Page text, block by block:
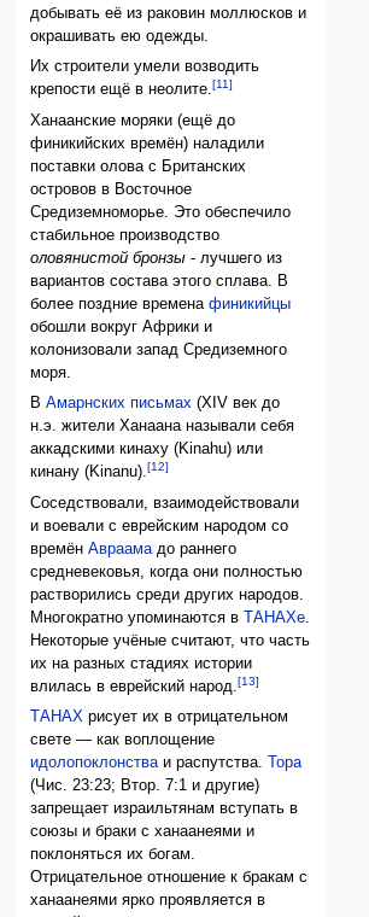
добывать её из раковин моллюсков и
окрашивать ею одежды.
Их строители умели возводить
крепости ещё в неолите.[11]
Ханаанские моряки (ещё до
финикийских времён) наладили
поставки олова с Британских
островов в Восточное
Средиземноморье. Это обеспечило
стабильное производство
оловянистой бронзы - лучшего из
вариантов состава этого сплава. В
более поздние временафиникийцы
обошли вокруг Африки и
колонизовали запад Средиземного
моря.
ВАмарнских письмах (XIV век до
н.э. жители Ханаана называли себя
аккадскими кинаху (Kinahu) или
кинану (Kinanu).[12]
Соседствовали, взаимодействовали
и воевали с еврейским народом со
времёнАвраама до раннего
средневековья, когда они полностью
растворились среди других народов.
Многократно упоминаются вТАНАХе
Некоторые учёные считают, что часть
их на разных стадиях истории
влилась в еврейский народ.[13]
ТАНАХ рисует их в отрицательном
свете — как воплощение
идолопоклонстваи распутства.
Тора
(Чис. 23:23; Втор. 7:1 и другие)
запрещает израильтянам вступать в
союзы и браки с ханаанеями и
поклоняться их богам.
Отрицательное отношение к бракам с
ханаанеями ярко проявляется в